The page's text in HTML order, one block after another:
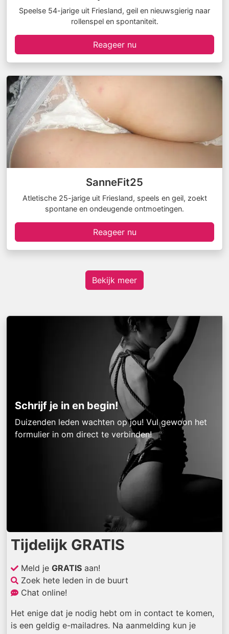
Speelse 54-jarige uit Friesland, geil en nieuwsgierig naar
rollenspel en spontaniteit.
Reageer nu
SanneFit25
Atletische 25-jarige uit Friesland, speels en geil, zoekt
spontane en ondeugende ontmoetingen.
Reageer nu
Bekijk meer
Schrijf je in en begin!
Duizenden leden wachten op jou! Vul gewoon het
formulier in om direct te verbinden!
Tijdelijk GRATIS
Meld je GRATIS aan!
Zoek hete leden in de buurt
Chat online!
Het enige dat je nodig hebt om in contact te komen,
is een geldig e-mailadres. Na aanmelding kun je